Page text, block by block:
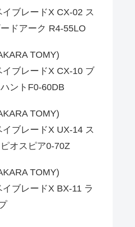
ブレードX CX-02 ス
ドアーク R4-55LO
TOMY)
ブレードX CX-10 ブ
ントF0-60DB
TOMY)
ブレードX UX-14 ス
オスピア0-70Z
TOMY)
ブレードX BX-11 ラ